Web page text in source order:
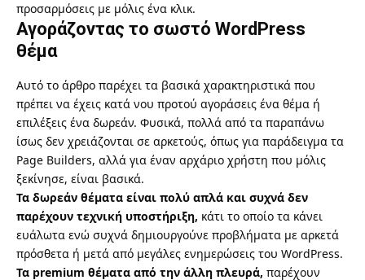
προσαρμόσεις με μόλις ένα κλικ.
Αγοράζοντας το σωστό WordPress
θέμα
Αυτό το άρθρο παρέχει τα βασικά χαρακτηριστικά που
πρέπει να έχεις κατά νου προτού αγοράσεις ένα θέμα ή
επιλέξεις ένα δωρεάν. Φυσικά, πολλά από τα παραπάνω
ίσως δεν χρειάζονται σε αρκετούς, όπως για παράδειγμα τα
Page Builders, αλλά για έναν αρχάριο χρήστη που μόλις
ξεκίνησε, είναι βασικά.
Τα δωρεάν θέματα είναι πολύ απλά και συχνά δεν
παρέχουν τεχνική υποστήριξη, κάτι το οποίο τα κάνει
ευάλωτα ενώ συχνά δημιουργούνε προβλήματα με αρκετά
πρόσθετα ή μετά από μεγάλες ενημερώσεις του WordPress.
Τα premium θέματα από την άλλη πλευρά, παρέχουν